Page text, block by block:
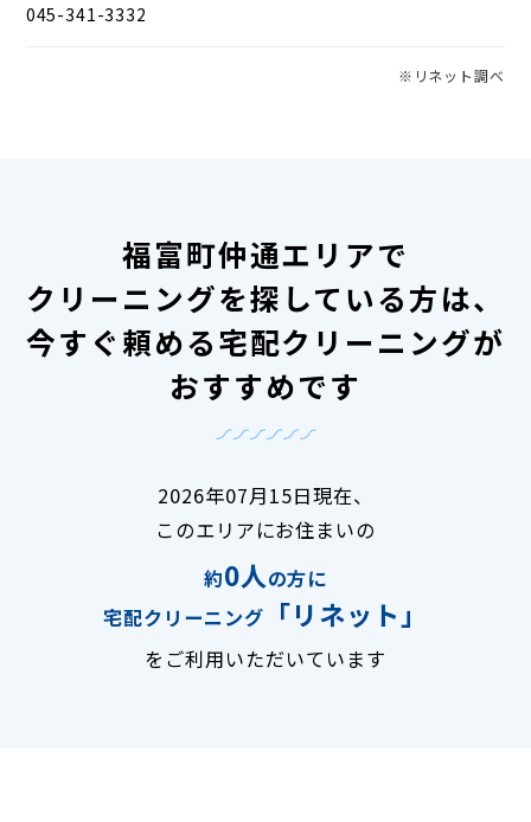
045-341-3332
※リネット調べ
福富町仲通エリアで
クリーニングを探している方は、
今すぐ頼める宅配クリーニングが
おすすめです
2026年07月15日現在、
このエリアにお住まいの
約0人の方に
宅配クリーニング
「リネット」
をご利用いただいています